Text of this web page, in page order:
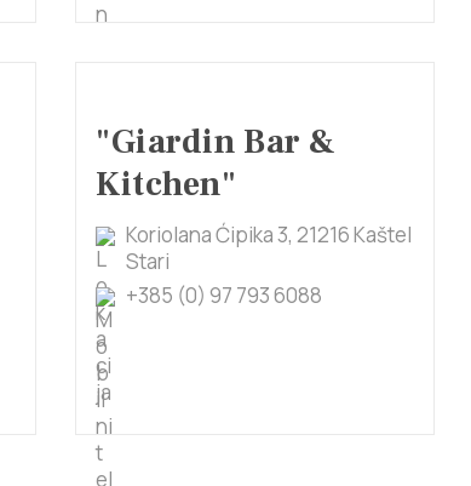
"Giardin Bar &
Kitchen"
Koriolana Ćipika 3, 21216 Kaštel
Stari
+385 (0) 97 793 6088